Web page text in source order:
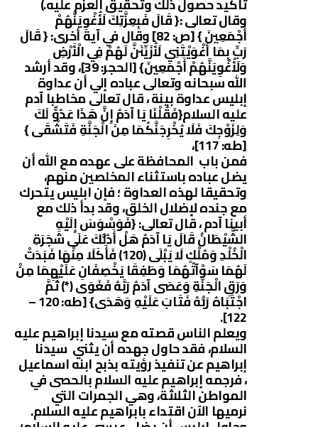
وقال تعالى :{ قَالَ فَبِعِزَّتِكَ لَأُغْوِيَنَّهُمْ
أَجْمَعِينَ } [ص: 82] وقال في آية أخرى: { قَالَ
رَبِّ بِمَا أَغْوَيْتَنِي لَأُزَيِّنَنَّ لَهُمْ فِي الْأَرْضِ
وَلَأُغْوِيَنَّهُمْ أَجْمَعِينَ} [الحجر: 39]، وقد أرشد
الله سبحانه وتعالى عباده إلي أن عداوة
إبليس عداوة بينة ، قال تعالى مخاطبا آدم
عليه السلام{فَقُلْنَا يَا آدَمُ إِنَّ هَذَا عَدُوٌّ لَكَ
وَلِزَوْجِكَ فَلَا يُخْرِجَنَّكُمَا مِنَ الْجَنَّةِ فَتَشْقَى }
[طه: 117]،
فمن باب المحافظة على عهده مع الله أن
يضل عباده باستثناء المخلصين منهم،
وتحقيقا لهذه العداوة ؛ فإن ابليس يتحرك
مع جنده لإضلال الخلق، وقد بدأ ذلك مع
أبينا آدم ، قال تعالى: {فَوَسْوَسَ إِلَيْهِ
الشَّيْطَانُ قَالَ يَا آدَمُ هَلْ أَدُلُّكَ عَلَى شَجَرَةِ
الْخُلْدِ وَمُلْكٍ لَا يَبْلَى (120) فَأَكَلَا مِنْهَا فَبَدَتْ
لَهُمَا سَوْآتُهُمَا وَطَفِقَا يَخْصِفَانِ عَلَيْهِمَا مِنْ
وَرَقِ الْجَنَّةِ وَعَصَى آدَمُ رَبَّهُ فَغَوَى (*) ثُمَّ
اجْتَبَاهُ رَبُّهُ فَتَابَ عَلَيْهِ وَهَدَى} [طه: 120 –
122].
ويعلم الناس قصته مع سيدنا إبراهيم عليه
السلام، فقد حاول جهده أن يثني سيدنا
إبراهيم عن تنفيذ رؤيته بذبح ابنه اسماعيل
، فرجمه إبراهيم عليه السلام بالحصى في
المواطن الثلاثة، وهي الجمرات التي
نرميها الآن اقتداء بابراهيم عليه السلام.